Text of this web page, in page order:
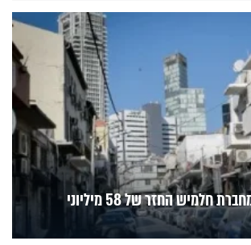
המדינה תובעת מחברת חלמיש החזר של 58 מיליוני